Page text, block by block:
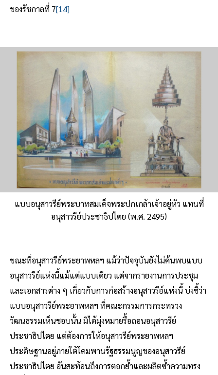
ของรัชกาลที่ 7[14]
แบบอนุสาวรีย์พระบาทสมเด็จพระปกเกล้าเจ้าอยู่หัว แทนที่
อนุสาวรีย์ประชาธิปไตย (พ.ศ. 2495)
ขณะที่อนุสาวรีย์พระยาพหลฯ แม้ว่าปัจจุบันยังไม่ค้นพบแบบ
อนุสาวรีย์แห่งนี้แม้แต่แบบเดียว แต่จากรายงานการประชุม
และเอกสารต่าง ๆ เกี่ยวกับการก่อสร้างอนุสาวรีย์แห่งนี้ บ่งชี้ว่า
แบบอนุสาวรีย์พระยาพหลฯ ที่คณะกรรมการกระทรวง
วัฒนธรรมเห็นชอบนั้น มิได้มุ่งหมายรื้อถอนอนุสาวรีย์
ประชาธิปไตย แต่ต้องการให้อนุสาวรีย์พระยาพหลฯ
ประดิษฐานอยู่ภายใต้โดมพานรัฐธรรมนูญของอนุสาวรีย์
ประชาธิปไตย อันสะท้อนถึงการตอกย้ำและผลิตซ้ำความทรง